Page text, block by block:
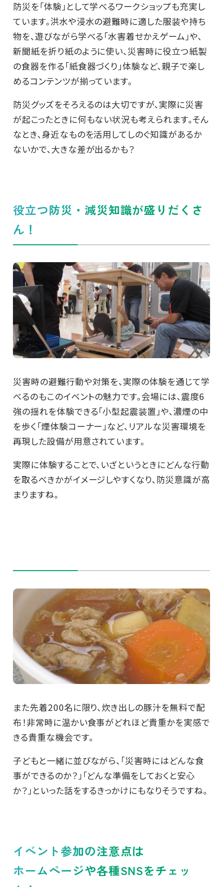
防災を「体験」として学べるワークショップも充実し
ています。洪水や浸水の避難時に適した服装や持ち
物を、遊びながら学べる「水害着せかえゲーム」や、
新聞紙を折り紙のように使い、災害時に役立つ紙製
の食器を作る「紙食器づくり」体験など、親子で楽し
めるコンテンツが揃っています。
防災グッズをそろえるのは大切ですが、実際に災害
が起こったときに何もない状況も考えられます。そん
なとき、身近なものを活用してしのぐ知識があるか
ないかで、大きな差が出るかも？
役立つ防災・減災知識が盛りだくさ
ん！
災害時の避難行動や対策を、実際の体験を通じて学
べるのもこのイベントの魅力です。会場には、震度6
強の揺れを体験できる「小型起震装置」や、濃煙の中
を歩く「煙体験コーナー」など、リアルな災害環境を
再現した設備が用意されています。
実際に体験することで、いざというときにどんな行動
を取るべきかがイメージしやすくなり、防災意識が高
まりますね。
また先着200名に限り、炊き出しの豚汁を無料で配
布！非常時に温かい食事がどれほど貴重かを実感で
きる貴重な機会です。
子どもと一緒に並びながら、「災害時にはどんな食
事ができるのか？」「どんな準備をしておくと安心
か？」といった話をするきっかけにもなりそうですね。
イベント参加の注意点は
ホームページや各種SNSをチェッ